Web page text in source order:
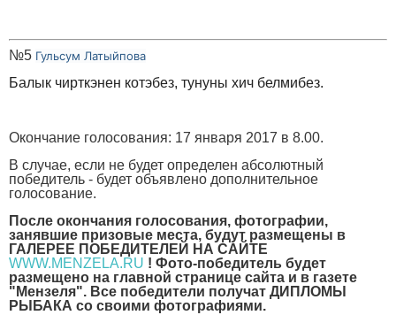
№5 Гульсум Латыйпова
Балык чирткэнен котэбез, тунуны хич белмибез.
Окончание голосования: 17 января 2017 в 8.00.
В случае, если не будет определен абсолютный
победитель - будет объявлено дополнительное
голосование.
После окончания голосования, фотографии,
занявшие призовые места, будут размещены в
ГАЛЕРЕЕ ПОБЕДИТЕЛЕЙ НА САЙТЕ
WWW.MENZELA.RU ! Фото-победитель будет
размещено на главной странице сайта и в газете
"Мензеля". Все победители получат ДИПЛОМЫ
РЫБАКА со своими фотографиями.